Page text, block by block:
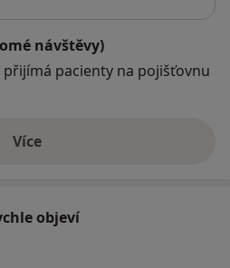
návštěvy)
pacienty na pojišťovnu
Víceo adrese
objeví